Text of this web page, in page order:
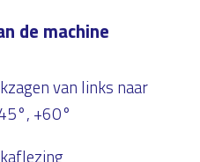
de machine
van links naar
+60°